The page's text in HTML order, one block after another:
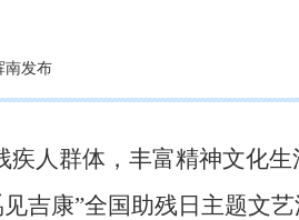
南发布
群体，丰富精神文化生
吉康”全国助残日主题文艺